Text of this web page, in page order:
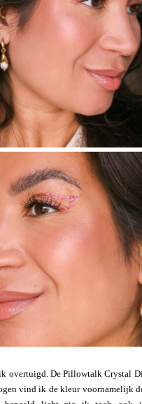
overtuigd. De Pillowtalk Crystal
vind ik de kleur voornamelijk